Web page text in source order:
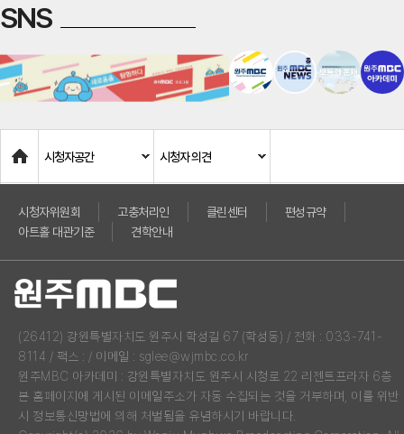
SNS
Home
시청자공간 시청자 의견
시청자위원회 고충처리인 클린센터
편성규약
아트홀 대관기준
견학안내
(26412) 강원특별자치도 원주시 학성길 67 (학성동) / 전화 : 033-741-
8114 / 팩스 : / 이메일 : sglee@wjmbc.co.kr
원주MBC 아카데미 : 강원특별자치도 원주시 시청로 22 리젠트프라자 6층
본 홈페이지에 게시된 이메일주소가 자동 수집되는 것을 거부하며, 이를 위반
시 정보통신망법에 의해 처벌됨을 유념하시기 바랍니다.